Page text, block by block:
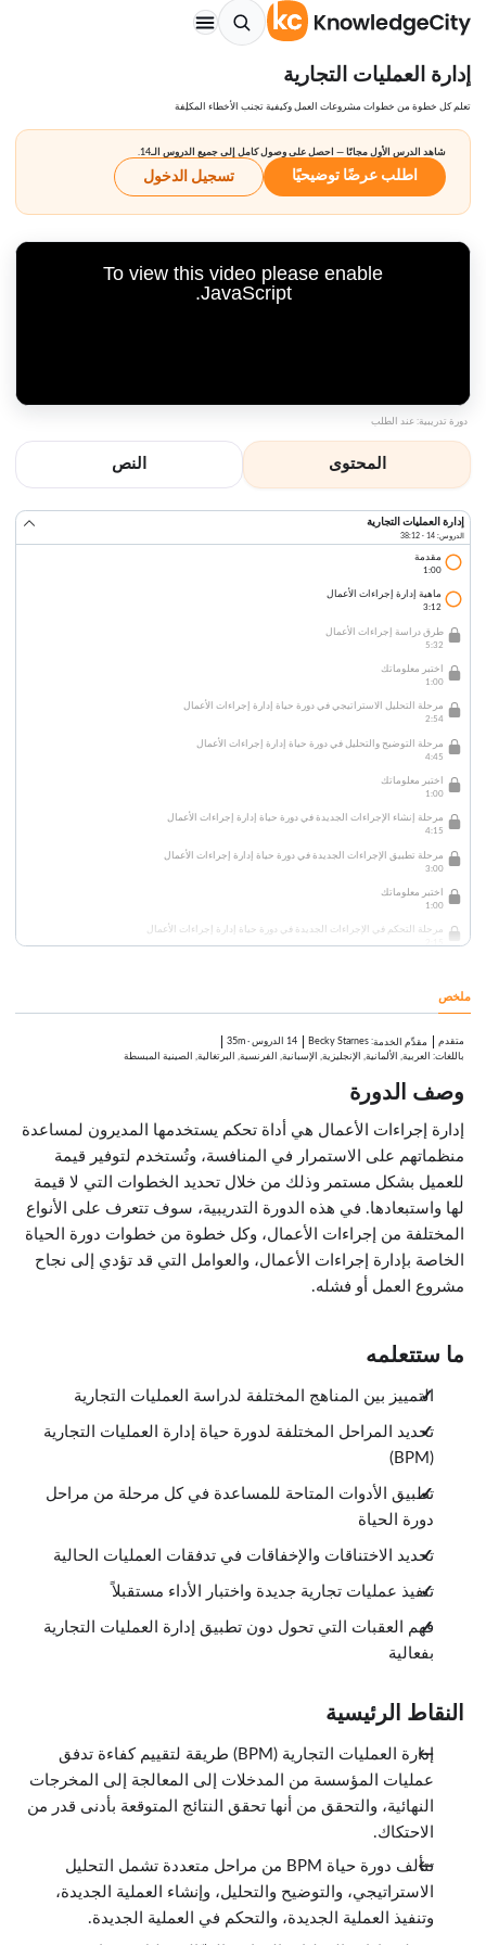
إدارة العمليات التجارية
تعلم كل خطوة من خطوات مشروعات العمل وكيفية تجنب الأخطاء المكلِفة
شاهد الدرس الأول مجانًا — احصل على وصول كامل إلى جميع الدروس الـ14.
اطلب عرضًا توضيحيًا تسجيل الدخول
To view this video please enable
JavaScript.
دورة تدريبية: عند الطلب
المحتوى النص
إدارة العمليات التجارية
الدروس: 14 · 38:12
مقدمة
1:00
ماهية إدارة إجراءات الأعمال
3:12
طرق دراسة إجراءات الأعمال
5:32
اختبر معلوماتك
1:00
مرحلة التحليل الاستراتيجي في دورة حياة إدارة إجراءات الأعمال
2:54
مرحلة التوضيح والتحليل في دورة حياة إدارة إجراءات الأعمال
4:45
اختبر معلوماتك
1:00
مرحلة إنشاء الإجراءات الجديدة في دورة حياة إدارة إجراءات الأعمال
4:15
مرحلة تطبيق الإجراءات الجديدة في دورة حياة إدارة إجراءات الأعمال
3:00
اختبر معلوماتك
1:00
مرحلة التحكم في الإجراءات الجديدة في دورة حياة إدارة إجراءات الأعمال
اختبر معلوماتك
خاتمة
0:43
ملخص
متقدم مقدِّم الخدمة:
Becky Starnes 14 الدروس ·
35m
باللغات: العربية, الألمانية, الإنجليزية, الإسبانية, الفرنسية, البرتغالية, الصينية المبسطة
وصف الدورة
إدارة إجراءات الأعمال هي أداة تحكم يستخدمها المديرون لمساعدة
منظماتهم على الاستمرار في المنافسة، وتُستخدم لتوفير قيمة
للعميل بشكل مستمر وذلك من خلال تحديد الخطوات التي لا قيمة
لها واستبعادها. في هذه الدورة التدريبية، سوف تتعرف على الأنواع
المختلفة من إجراءات الأعمال، وكل خطوة من خطوات دورة الحياة
الخاصة بإدارة إجراءات الأعمال، والعوامل التي قد تؤدي إلى نجاح
مشروع العمل أو فشله.
ما ستتعلمه
التمييز بين المناهج المختلفة لدراسة العمليات التجارية
تحديد المراحل المختلفة لدورة حياة إدارة العمليات التجارية
(BPM)
تطبيق الأدوات المتاحة للمساعدة في كل مرحلة من مراحل
دورة الحياة
تحديد الاختناقات والإخفاقات في تدفقات العمليات الحالية
تنفيذ عمليات تجارية جديدة واختبار الأداء مستقبلاً
فهم العقبات التي تحول دون تطبيق إدارة العمليات التجارية
بفعالية
النقاط الرئيسية
إدارة العمليات التجارية (BPM) طريقة لتقييم كفاءة تدفق
عمليات المؤسسة من المدخلات إلى المعالجة إلى المخرجات
النهائية، والتحقق من أنها تحقق النتائج المتوقعة بأدنى قدر من
الاحتكاك.
تتألف دورة حياة BPM من مراحل متعددة تشمل التحليل
الاستراتيجي، والتوضيح والتحليل، وإنشاء العملية الجديدة،
وتنفيذ العملية الجديدة، والتحكم في العملية الجديدة.